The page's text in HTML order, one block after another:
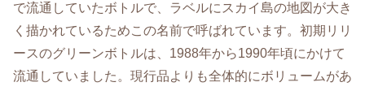
で流通していたボトルで、ラベルにスカイ島の地図が大き
く描かれているためこの名前で呼ばれています。初期リリ
ースのグリーンボトルは、1988年から1990年頃にかけて
流通していました。現行品よりも全体的にボリュームがあ